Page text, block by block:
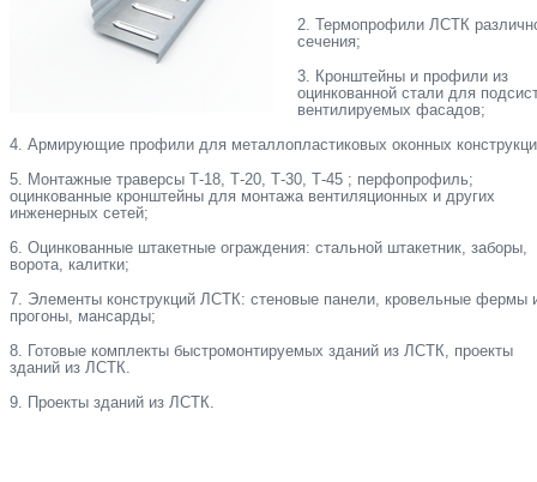
2. Термопрофили ЛСТК
сечения;
3. Кронштейны и профили из
оцинкованной стали для
вентилируемых фасадов;
4. Армирующие профили для металлопластиковых оконных
5. Монтажные траверсы Т-18, Т-20, Т-30, Т-45 ; перфопрофиль;
оцинкованные кронштейны для монтажа вентиляционных и других
инженерных сетей;
6. Оцинкованные штакетные ограждения: стальной штакетник, заборы,
ворота, калитки;
7. Элементы конструкций ЛСТК: стеновые панели, кровельные фермы
прогоны, мансарды;
8. Готовые комплекты быстромонтируемых зданий из ЛСТК, проекты
зданий из ЛСТК.
9. Проекты зданий из ЛСТК.